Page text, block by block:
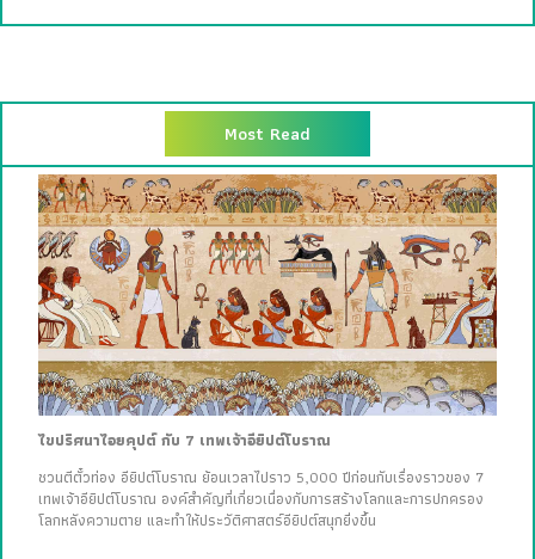
Most Read
ไขปริศนาไอยคุปต์ กับ 7 เทพเจ้าอียิปต์โบราณ
ชวนตีตั๋วท่อง อียิปต์โบราณ ย้อนเวลาไปราว 5,000 ปีก่อนกับเรื่องราวของ 7
เทพเจ้าอียิปต์โบราณ องค์สำคัญที่เกี่ยวเนื่องกับการสร้างโลกและการปกครอง
โลกหลังความตาย และทำให้ประวัติศาสตร์อียิปต์สนุกยิ่งขึ้น